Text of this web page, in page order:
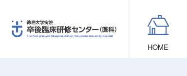
HOME